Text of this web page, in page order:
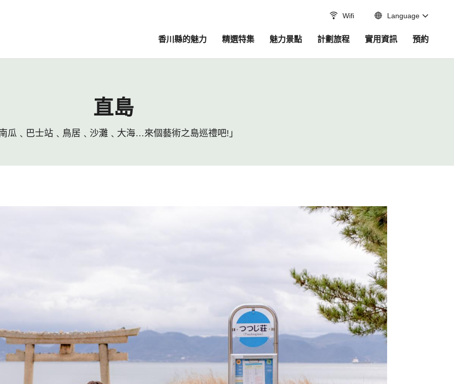
Wifi Language
香川縣的魅力 精選特集 魅力景點 計劃旅程 實用資訊 預約
直島
瓜﹑巴士站﹑鳥居﹑沙灘﹑大海…來個藝術之島巡禮吧!」